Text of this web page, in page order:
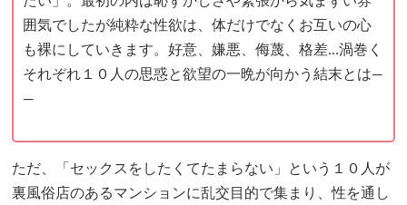
囲気でしたが純粋な性欲は、体だけでなくお互いの心
も裸にしていきます。好意、嫌悪、侮蔑、格差…渦巻く
それぞれ１０人の思惑と欲望の一晩が向かう結末とは―
―
ただ、「セックスをしたくてたまらない」という１０人が
裏風俗店のあるマンションに乱交目的で集まり、性を通し